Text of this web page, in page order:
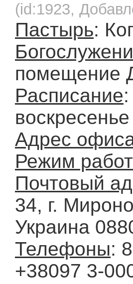
(id:1923,
Пастырь:
помещение
Расписание
Адрес
Режим
Почтовый
34, г.
Украина
Телефоны:
+38097 3-